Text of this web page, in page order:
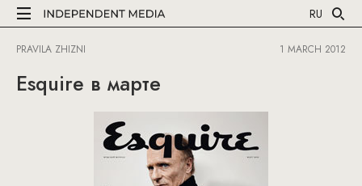
RU
PRAVILA ZHIZNI 1 MARCH 2012
Esquire в марте